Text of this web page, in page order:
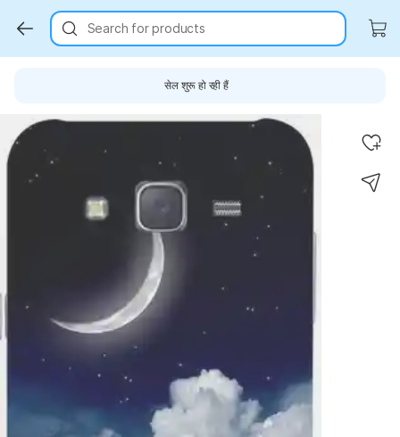
Search for products
सेल शुरू हो रही हैं
Key Highlights